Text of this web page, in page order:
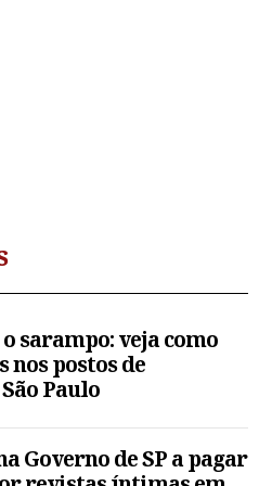
sarampo: veja como
postos de
Paulo
Governo de SP a pagar